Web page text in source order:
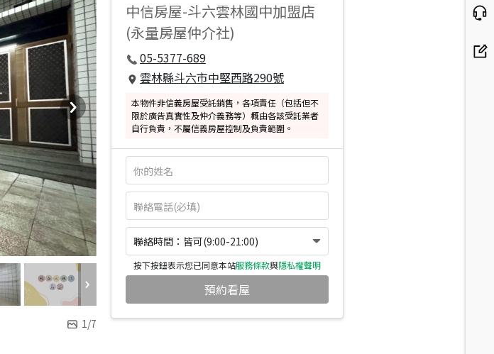
1/7
中信房屋-斗六雲林國中加盟店
(永量房屋仲介社)
05-5377-689
雲林縣斗六市中堅西路290號
本物件非信義房屋受託銷售，各項責任（包括但不
限於廣告真實性及仲介義務等）概由各該受託業者
自行負責，不屬信義房屋控制及負責範圍。
聯絡時間：皆可(9:00-21:00)
按下按鈕表示您已同意本站服務條款與隱私權聲明
預約看屋